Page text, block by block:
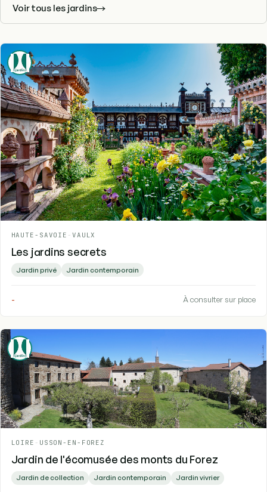
Voir tous les jardins
HAUTE-SAVOIE - VAULX
Les jardins secrets
Jardin privé Jardin contemporain
- À consulter sur place
LOIRE - USSON-EN-FOREZ
Jardin de l'écomusée des monts du Forez
Jardin de collection Jardin contemporain Jardin vivrier